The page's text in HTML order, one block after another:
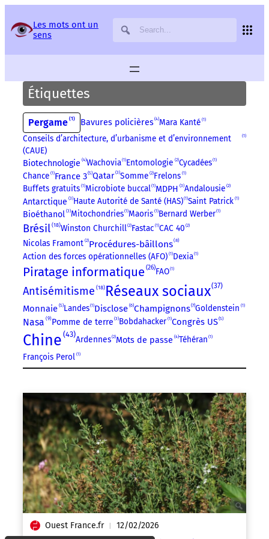
Les mots ont un
sens
Étiquettes
Pergame 1 Bavures policières 4 Mara Kanté 1
Conseils d’architecture, d’urbanisme et d’environnement
(CAUE)
1
Biotechnologie 4 Wachovia 1 Entomologie 2 Cycadées 1
Chance 1 France 3 5 Qatar 3 Somme 2 Frelons 1
Buffets gratuits 1 Microbiote buccal 1 MDPH 3 Andalousie 2
Antarctique 3 Haute Autorité de Santé (HAS) 1 Saint Patrick 1
Bioéthanol 3 Mitochondries 1 Maoris 1 Bernard Werber 1
Brésil 18 Winston Churchill 2 Fastac 1 CAC 40 2
Nicolas Framont 2 Procédures-bâillons 8
Action des forces opérationnelles (AFO) 1 Dexia 1
Piratage informatique 26 FAO 1
Antisémitisme 18 Réseaux sociaux 37
Monnaie 5 Landes 1 Disclose 6 Champignons 7 Goldenstein 1
Nasa 9 Pomme de terre 3 Bobdahacker 1 Congrès US 5
Chine 43
Ardennes 2 Mots de passe 4 Téhéran 1
François Perol 1
Ouest France.fr | 12/02/2026
Panneau de gestion des services